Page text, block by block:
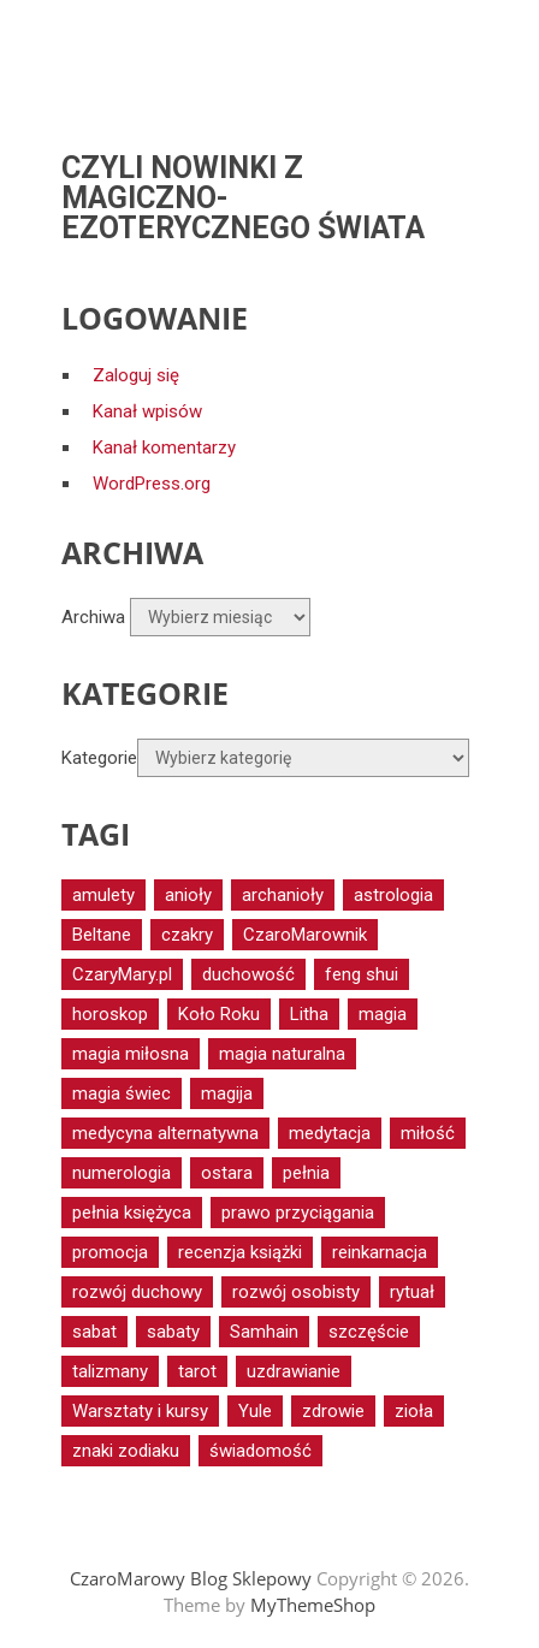
CZYLI NOWINKI Z
MAGICZNO-
EZOTERYCZNEGO ŚWIATA
LOGOWANIE
Zaloguj się
Kanał wpisów
Kanał komentarzy
WordPress.org
ARCHIWA
Archiwa
KATEGORIE
Kategorie
TAGI
amulety anioły archanioły
astrologia
Beltane
czakry
CzaroMarownik
CzaryMary.pl
duchowość
feng shui
horoskop
Koło Roku Litha
magia
magia miłosna
magia naturalna
magia świec
magija
medycyna alternatywna
medytacja
miłość
numerologia
ostara
pełnia
pełnia księżyca
prawo przyciągania
promocja
recenzja książki
reinkarnacja
rozwój duchowy
rozwój osobisty
rytuał
sabat
sabaty Samhain
szczęście
talizmany
tarot
uzdrawianie
Warsztaty i kursy
Yule zdrowie
zioła
znaki zodiaku
świadomość
CzaroMarowy Blog SklepowyCopyright © 2026.
Theme by MyThemeShop